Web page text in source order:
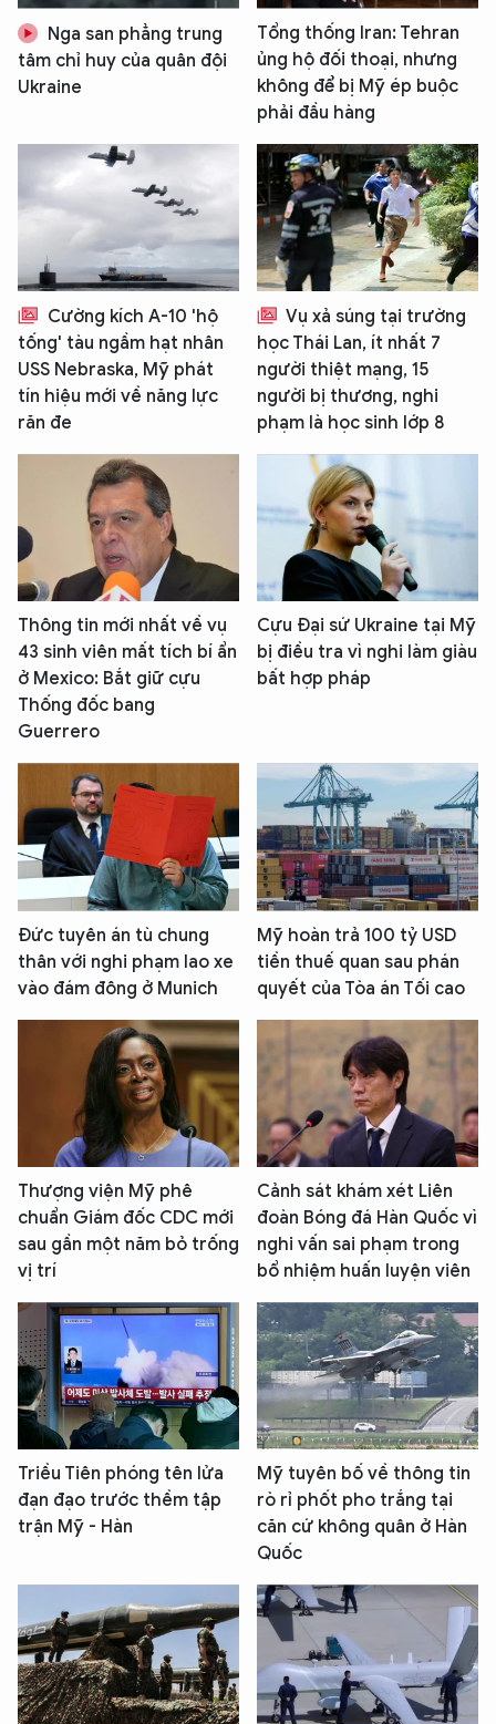
Nga san phẳng trung
tâm chỉ huy của quân đội
Ukraine
Tổng thống Iran: Tehran
ủng hộ đối thoại, nhưng
không để bị Mỹ ép buộc
phải đầu hàng
Cường kích A-10 'hộ
tống' tàu ngầm hạt nhân
USS Nebraska, Mỹ phát
tín hiệu mới về năng lực
răn đe
Vụ xả súng tại trường
học Thái Lan, ít nhất 7
người thiệt mạng, 15
người bị thương, nghi
phạm là học sinh lớp 8
Thông tin mới nhất về vụ
43 sinh viên mất tích bí ẩn
ở Mexico: Bắt giữ cựu
Thống đốc bang
Guerrero
Cựu Đại sứ Ukraine tại Mỹ
bị điều tra vì nghi làm giàu
bất hợp pháp
Đức tuyên án tù chung
thân với nghi phạm lao xe
vào đám đông ở Munich
Mỹ hoàn trả 100 tỷ USD
tiền thuế quan sau phán
quyết của Tòa án Tối cao
Thượng viện Mỹ phê
chuẩn Giám đốc CDC mới
sau gần một năm bỏ trống
vị trí
Cảnh sát khám xét Liên
đoàn Bóng đá Hàn Quốc vì
nghi vấn sai phạm trong
bổ nhiệm huấn luyện viên
Triều Tiên phóng tên lửa
đạn đạo trước thềm tập
trận Mỹ - Hàn
Mỹ tuyên bố về thông tin
rò rỉ phốt pho trắng tại
căn cứ không quân ở Hàn
Quốc